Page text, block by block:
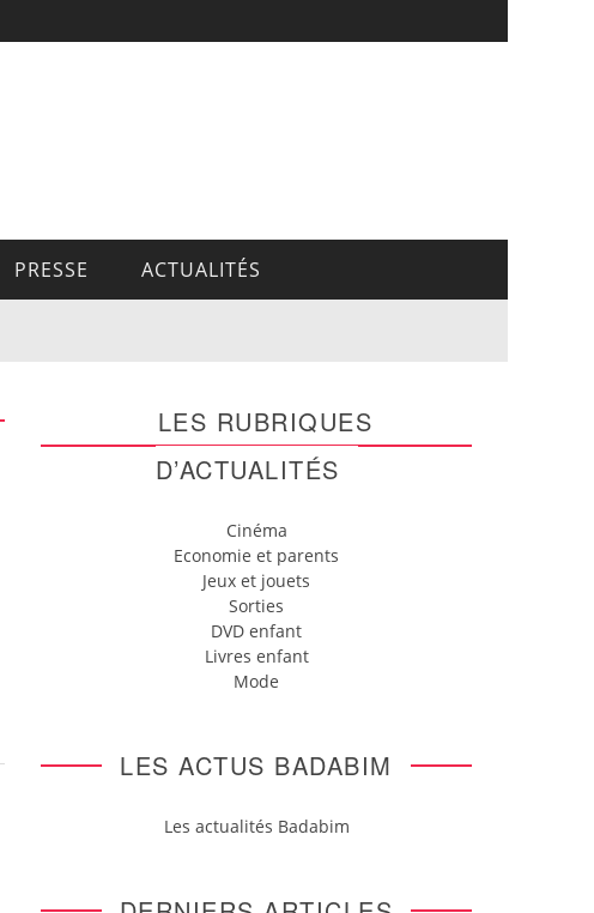
PRESSE ACTUALITÉS
LES RUBRIQUES
D’ACTUALITÉS
Cinéma
Economie et parents
Jeux et jouets
Sorties
DVD enfant
Livres enfant
Mode
LES ACTUS BADABIM
Les actualités Badabim